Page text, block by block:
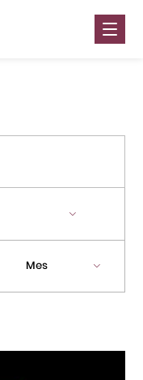
Mes